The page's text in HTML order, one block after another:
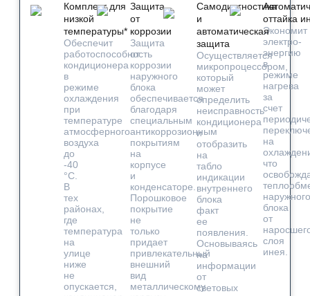
Комплект для
низкой
температуры*
Обеспечит
работоспособность
кондиционера
в
режиме
охлаждения
при
температуре
атмосферного
воздуха
до
-40
°С.
В
тех
районах,
где
температура
на
улице
ниже
не
опускается,
Защита
от
коррозии
Защита
от
коррозии
наружного
блока
обеспечивается
благодаря
специальным
антикоррозионным
покрытиям
на
корпусе
и
конденсаторе.
Порошковое
покрытие
не
только
придает
привлекательный
внешний
вид
металлическому
Самодиагностика
и
автоматическая
защита
Осуществляется
микропроцессором,
который
может
определить
неисправность
кондиционера
и
отобразить
на
табло
индикации
внутреннего
блока
факт
ее
появления.
Основываясь
на
информации
от
световых
оттайка
Экономит
электро-
энергию
в
режиме
нагрева
за
счет
на
что
наружного
блока
от
слоя
инея.